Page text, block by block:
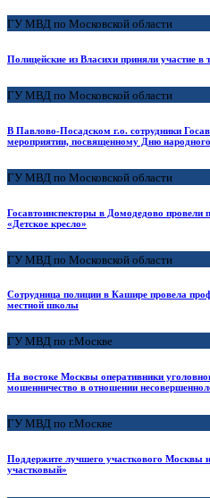
ГУ МВД по Московской области
Полицейские из Власихи приняли участие
ГУ МВД по Московской области
В Павлово-Посадском г.о. сотрудники
мероприятии, посвященному Дню народного
ГУ МВД по Московской области
Госавтоинспекторы в Домодедово провели
«Детское кресло»
ГУ МВД по Московской области
Сотрудница полиции в Кашире провела
местной школы
ГУ МВД по г.Москве
На востоке Москвы оперативники
мошенничество в отношении
ГУ МВД по г.Москве
Поддержите лучшего участкового Москвы
участковый»